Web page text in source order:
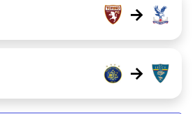
→
→